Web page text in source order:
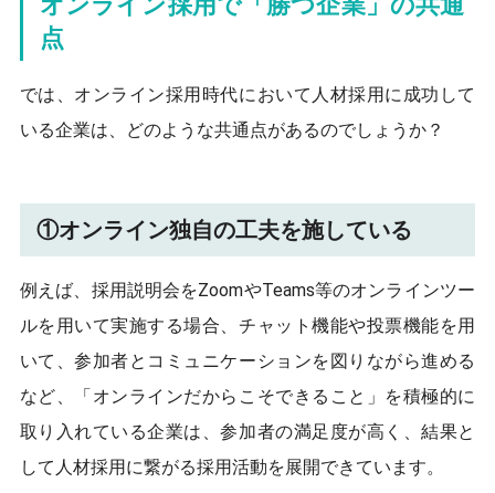
点
では、オンライン採用時代において人材採用に成功して
いる企業は、どのような共通点があるのでしょうか？
①オンライン独自の工夫を施している
例えば、採用説明会をZoomやTeams等のオンラインツー
ルを用いて実施する場合、チャット機能や投票機能を用
いて、参加者とコミュニケーションを図りながら進める
など、「オンラインだからこそできること」を積極的に
取り入れている企業は、参加者の満足度が高く、結果と
して人材採用に繋がる採用活動を展開できています。